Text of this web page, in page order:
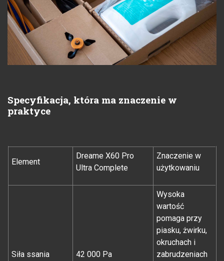
Specyfikacja, która ma znaczenie w
praktyce
Element
Dreame X60 Pro
Ultra Complete
Znaczenie w
użytkowaniu
Siła ssania 42 000 Pa
Wysoka
wartość
pomaga przy
piasku, żwirku,
okruchach i
zabrudzeniach